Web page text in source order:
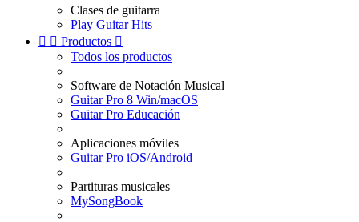
Clases de guitarra
Play Guitar Hits
  Productos 
Todos los productos
Software de Notación Musical
Guitar Pro 8 Win/macOS
Guitar Pro Educación
Aplicaciones móviles
Guitar Pro iOS/Android
Partituras musicales
MySongBook